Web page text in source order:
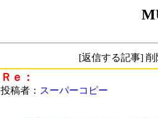
[返信する記事]
Ｒｅ：
投稿者： スーパーコピー